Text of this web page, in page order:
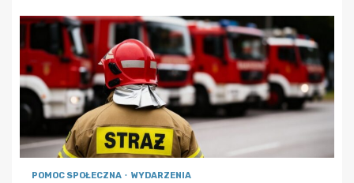
POMOC SPOŁECZNA WYDARZENIA